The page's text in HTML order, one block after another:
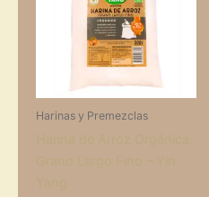
Harinas y Premezclas